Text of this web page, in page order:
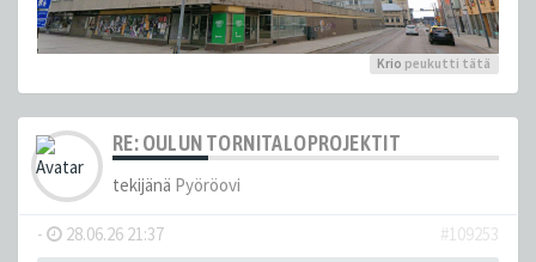
Krio peukutti tätä
RE: OULUN TORNITALOPROJEKTIT
tekijänä Pyöröovi
- 28.06.26 21:37
#109253